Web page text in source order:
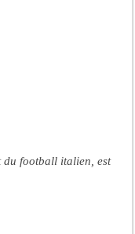
du football italien, est